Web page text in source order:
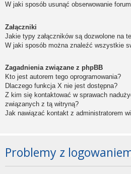
W jaki sposób usunąć obserwowanie
Załączniki
Jakie typy załączników są dozwolone na
W jaki sposób można znaleźć wszystkie
Zagadnienia związane z phpBB
Kto jest autorem tego oprogramowania?
Dlaczego funkcja X nie jest dostępna?
Z kim się kontaktować w sprawach
związanych z tą witryną?
Jak nawiązać kontakt z administratorem
Problemy z